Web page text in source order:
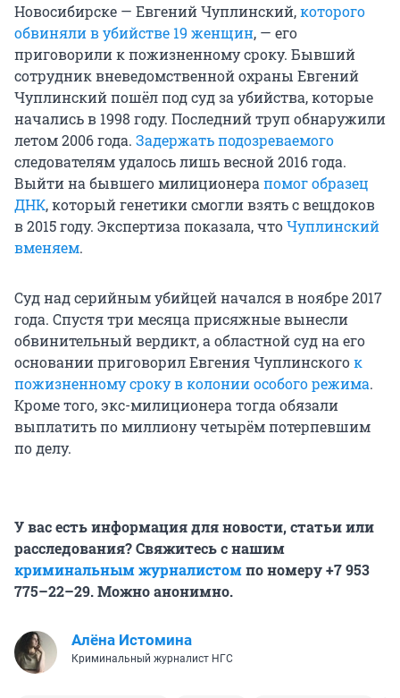
Новосибирске — Евгений Чуплинский,которого
обвиняли в убийстве 19 женщин, — его
приговорили к пожизненному сроку. Бывший
сотрудник вневедомственной охраны Евгений
Чуплинский пошёл под суд за убийства, которые
начались в 1998 году. Последний труп обнаружили
летом 2006 года. Задержать подозреваемого
следователям удалось лишь весной 2016 года.
Выйти на бывшего милиционера помог образец
ДНК, который генетики смогли взять с вещдоков
в 2015 году. Экспертиза показала, чтоЧуплинский
вменяем.
Суд над серийным убийцей начался в ноябре 2017
года. Спустя три месяца присяжные вынесли
обвинительный вердикт, а областной суд на его
основании приговорил Евгения Чуплинскогок
пожизненному сроку в колонии особого режима.
Кроме того, экс-милиционера тогда обязали
выплатить по миллиону четырём потерпевшим
по делу.
У вас есть информация для новости, статьи или
расследования? Свяжитесь с нашим
криминальным журналистомпо номеру +7 953
775–22–29. Можно анонимно.
Алёна Истомина
Криминальный журналист НГС